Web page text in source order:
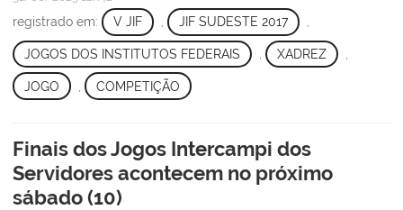
registrado em: V JIF JIF SUDESTE 2017
JOGOS DOS INSTITUTOS FEDERAIS XADREZ
JOGO COMPETIÇÃO
Finais dos Jogos Intercampi dos
Servidores acontecem no próximo
sábado (10)